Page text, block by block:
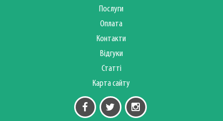
Послуги
Оплата
Контакти
Відгуки
Статті
Карта сайту